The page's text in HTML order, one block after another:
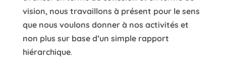
vision, nous travaillons à présent pour le sens
que nous voulons donner à nos activités et
non plus sur base d’un simple rapport
hiérarchique.